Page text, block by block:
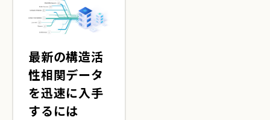
最新の構造活
性相関データ
を迅速に入手
するには